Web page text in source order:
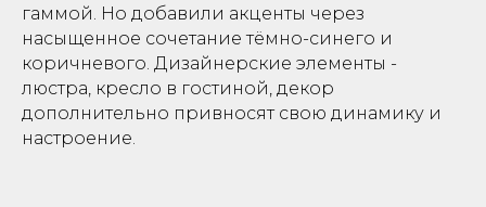
гаммой. Но добавили акценты через
насыщенное сочетание тёмно-синего и
коричневого. Дизайнерские элементы -
люстра, кресло в гостиной, декор
дополнительно привносят свою динамику и
настроение.